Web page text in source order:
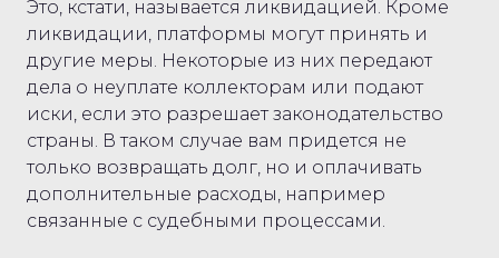
Это, кстати, называется ликвидацией. Кроме
ликвидации, платформы могут принять и
другие меры. Некоторые из них передают
дела о неуплате коллекторам или подают
иски, если это разрешает законодательство
страны. В таком случае вам придется не
только возвращать долг, но и оплачивать
дополнительные расходы, например
связанные с судебными процессами.